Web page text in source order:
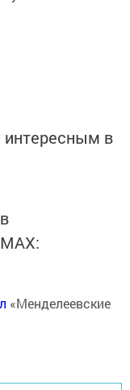
в
«Менделеевские